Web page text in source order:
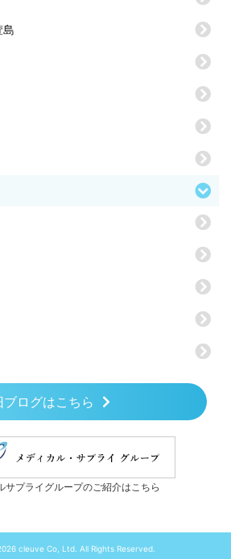
島
ブログはこちら
サプライグループのご紹介はこちら
cleuve Co, Ltd. All Rights Reserved.